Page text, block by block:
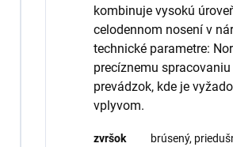
kombinuje vysokú
celodennom nosení v
technické parametre:
precíznemu
prevádzok, kde je
vplyvom.
zvršok
brúsený,